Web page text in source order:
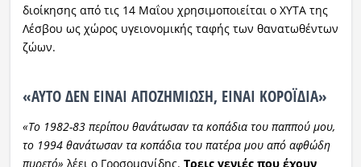
διοίκησης από τις 14 Μαΐου χρησιμοποιείται ο ΧΥΤΑ της
Λέσβου ως χώρος υγειονομικής ταφής των θανατωθέντων
ζώων.
«ΑΥΤΟ ΔΕΝ ΕΙΝΑΙ ΑΠΟΖΗΜΙΩΣΗ, ΕΙΝΑΙ ΚΟΡΟΪΔΙΑ»
«Το 1982-83 περίπου θανάτωσαν τα κοπάδια του παππού μου,
το 1994 θανάτωσαν τα κοπάδια του πατέρα μου από αφθώδη
πυρετό» λέει ο Γροσομανίδης. Τρεις γενιές που έχουν